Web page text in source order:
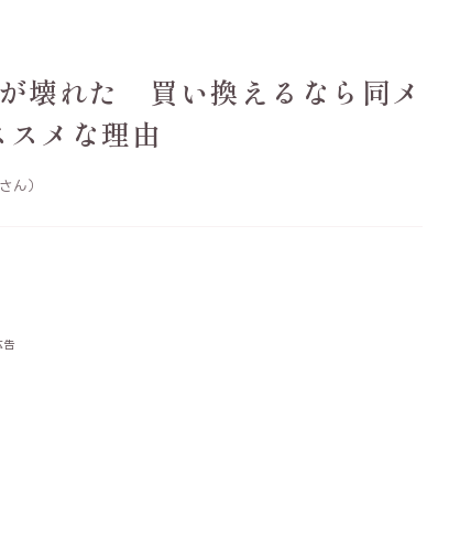
壊れた 買い換えるなら同メ
メな理由
ん）
告